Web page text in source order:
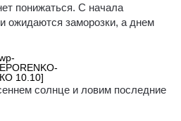
понижаться. С начала
ожидаются заморозки, а днем
10.10]
солнце и ловим последние